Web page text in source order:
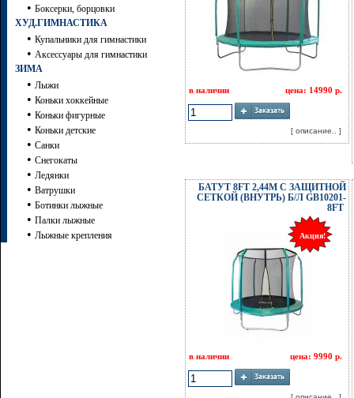
• Боксерки, борцовки
ХУД.ГИМНАСТИКА
• Купальники для гимнастики
• Аксессуары для гимнастики
ЗИМА
• Лыжи
• Коньки хоккейные
• Коньки фигурные
• Коньки детские
• Санки
• Снегокаты
• Ледянки
• Ватрушки
• Ботинки лыжные
• Палки лыжные
• Лыжные крепления
в наличии цена: 14990 р.
[ описание.. ]
БАТУТ 8FT 2,44М С ЗАЩИТНОЙ
СЕТКОЙ (ВНУТРЬ) Б/Л GB10201-
8FT
Акция!
в наличии цена: 9990 р.